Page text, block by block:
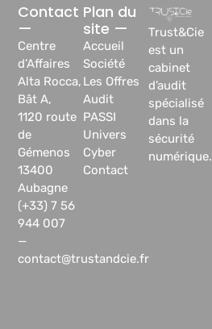
Trust&Cie
est un
cabinet
d’audit
spécialisé
dans la
sécurité
numérique.
Plan du
site —
Accueil
Société
Les Offres
Audit
PASSI
Univers
Cyber
Contact
Contact
—
Centre
d’Affaires
Alta Rocca,
Bât A,
1120 route
de
Gémenos
13400
Aubagne
(+33) 7 56
944 007
—
contact@trustandcie.fr